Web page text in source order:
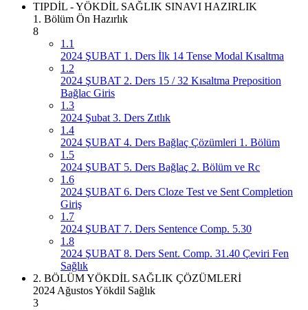
TIPDİL - YÖKDİL SAĞLIK SINAVI HAZIRLIK
1. Bölüm Ön Hazırlık
8
1.1
2024 ŞUBAT 1. Ders İlk 14 Tense Modal Kısaltma
1.2
2024 ŞUBAT 2. Ders 15 / 32 Kısaltma Preposition
Bağlac Giris
1.3
2024 Şubat 3. Ders Zıtlık
1.4
2024 ŞUBAT 4. Ders Bağlaç Çözümleri 1. Bölüm
1.5
2024 ŞUBAT 5. Ders Bağlaç 2. Bölüm ve Rc
1.6
2024 ŞUBAT 6. Ders Cloze Test ve Sent Completion
Giriş
1.7
2024 ŞUBAT 7. Ders Sentence Comp. 5.30
1.8
2024 ŞUBAT 8. Ders Sent. Comp. 31.40 Çeviri Fen
Sağlık
2. BÖLÜM YÖKDİL SAĞLIK ÇÖZÜMLERİ
2024 Ağustos Yökdil Sağlık
3